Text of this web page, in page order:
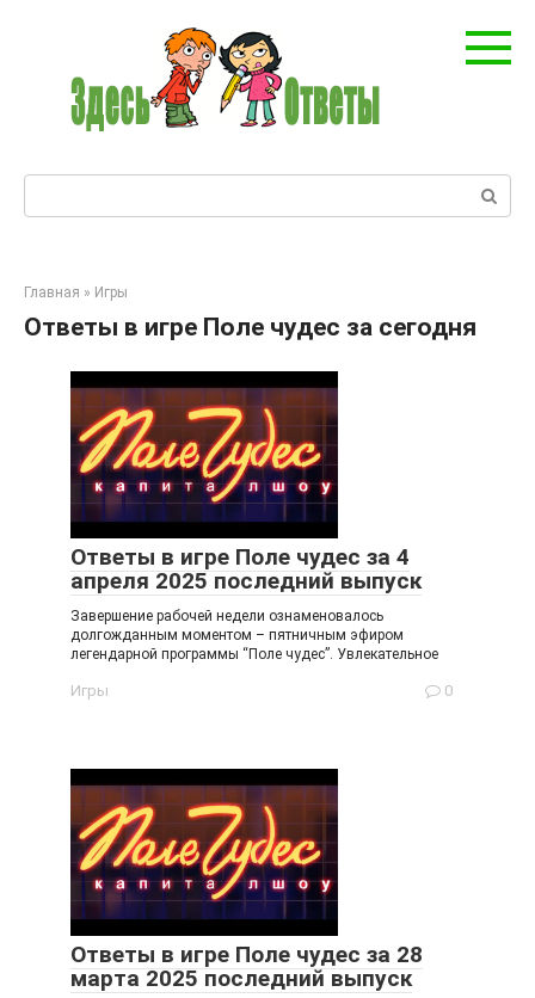
Поиск:
Главная » Игры
Ответы в игре Поле чудес за сегодня
Ответы в игре Поле чудес за 4
апреля 2025 последний выпуск
Завершение рабочей недели ознаменовалось
долгожданным моментом – пятничным эфиром
легендарной программы “Поле чудес”. Увлекательное
Игры 0
Ответы в игре Поле чудес за 28
марта 2025 последний выпуск